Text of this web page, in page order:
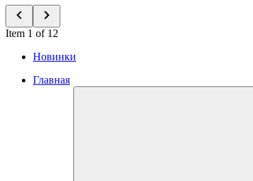
Item 1 of 12
Новинки
Главная